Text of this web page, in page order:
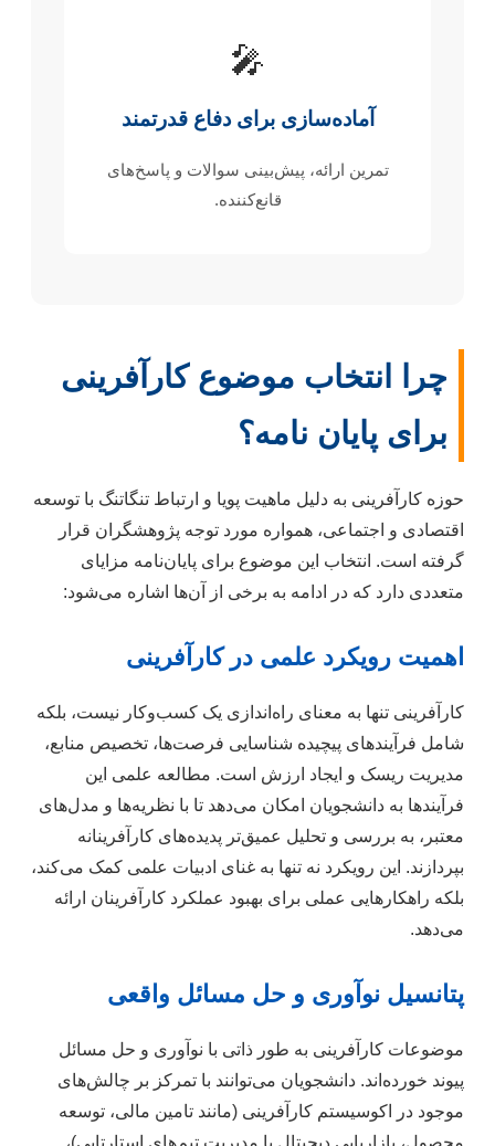
🎤
آماده‌سازی برای دفاع قدرتمند
تمرین ارائه، پیش‌بینی سوالات و پاسخ‌های
قانع‌کننده.
چرا انتخاب موضوع کارآفرینی
برای پایان نامه؟
حوزه کارآفرینی به دلیل ماهیت پویا و ارتباط تنگاتنگ با توسعه
اقتصادی و اجتماعی، همواره مورد توجه پژوهشگران قرار
گرفته است. انتخاب این موضوع برای پایان‌نامه مزایای
متعددی دارد که در ادامه به برخی از آن‌ها اشاره می‌شود:
اهمیت رویکرد علمی در کارآفرینی
کارآفرینی تنها به معنای راه‌اندازی یک کسب‌وکار نیست، بلکه
شامل فرآیندهای پیچیده شناسایی فرصت‌ها، تخصیص منابع،
مدیریت ریسک و ایجاد ارزش است. مطالعه علمی این
فرآیندها به دانشجویان امکان می‌دهد تا با نظریه‌ها و مدل‌های
معتبر، به بررسی و تحلیل عمیق‌تر پدیده‌های کارآفرینانه
بپردازند. این رویکرد نه تنها به غنای ادبیات علمی کمک می‌کند،
بلکه راهکارهایی عملی برای بهبود عملکرد کارآفرینان ارائه
می‌دهد.
پتانسیل نوآوری و حل مسائل واقعی
موضوعات کارآفرینی به طور ذاتی با نوآوری و حل مسائل
پیوند خورده‌اند. دانشجویان می‌توانند با تمرکز بر چالش‌های
موجود در اکوسیستم کارآفرینی (مانند تامین مالی، توسعه
محصول، بازاریابی دیجیتال یا مدیریت تیم‌های استارتاپی)،